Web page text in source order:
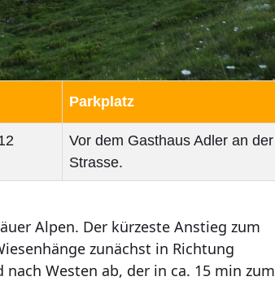
Parkplatz
Vor dem Gasthaus Adler an der
Strasse.
Alpen. Der kürzeste Anstieg zum
zunächst in Richtung
Westen ab, der in ca. 15 min zum